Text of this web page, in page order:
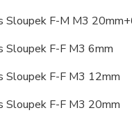
Sloupek F-M M3
Sloupek F-F M3 6mm
Sloupek F-F M3 12mm
Sloupek F-F M3 20mm